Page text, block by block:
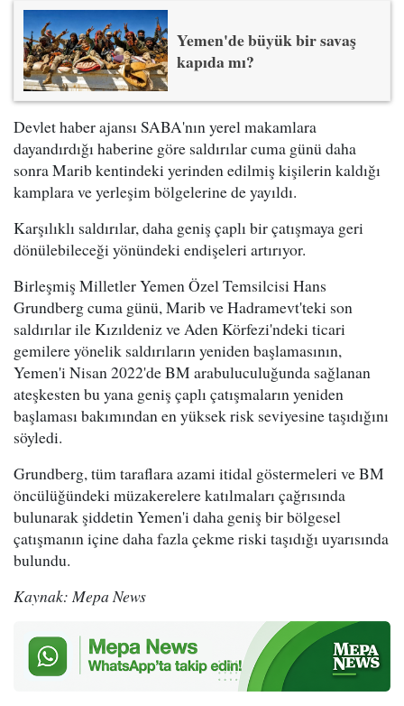
Yemen'de büyük bir savaş
kapıda mı?
Devlet haber ajansı SABA'nın yerel makamlara
dayandırdığı haberine göre saldırılar cuma günü daha
sonra Marib kentindeki yerinden edilmiş kişilerin kaldığı
kamplara ve yerleşim bölgelerine de yayıldı.
Karşılıklı saldırılar, daha geniş çaplı bir çatışmaya geri
dönülebileceği yönündeki endişeleri artırıyor.
Birleşmiş Milletler Yemen Özel Temsilcisi Hans
Grundberg cuma günü, Marib ve Hadramevt'teki son
saldırılar ile Kızıldeniz ve Aden Körfezi'ndeki ticari
gemilere yönelik saldırıların yeniden başlamasının,
Yemen'i Nisan 2022'de BM arabuluculuğunda sağlanan
ateşkesten bu yana geniş çaplı çatışmaların yeniden
başlaması bakımından en yüksek risk seviyesine taşıdığını
söyledi.
Grundberg, tüm taraflara azami itidal göstermeleri ve BM
öncülüğündeki müzakerelere katılmaları çağrısında
bulunarak şiddetin Yemen'i daha geniş bir bölgesel
çatışmanın içine daha fazla çekme riski taşıdığı uyarısında
bulundu.
Kaynak: Mepa News